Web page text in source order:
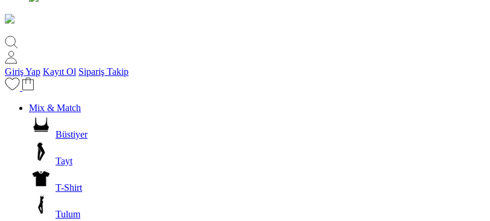
Giriş Yap Kayıt Ol Sipariş Takip
Mix & Match
Büstiyer
Tayt
T-Shirt
Tulum